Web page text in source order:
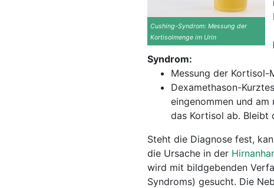
Cushing-Syndrom: Messung der
Kortisolmenge im Urin
Syndrom:
Messung der Kortisol-
Dexamethason-
eingenommen und
das Kortisol ab. Bleibt
Steht die Diagnose fest,
die Ursache in der
wird mit bildgebenden
Syndroms) gesucht. Die